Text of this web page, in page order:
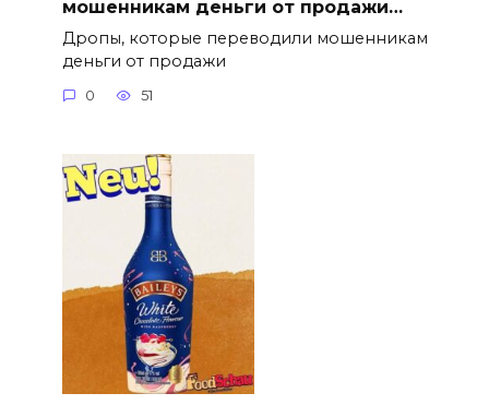
мошенникам деньги от продажи…
Дропы, которые переводили мошенникам
деньги от продажи
0 51